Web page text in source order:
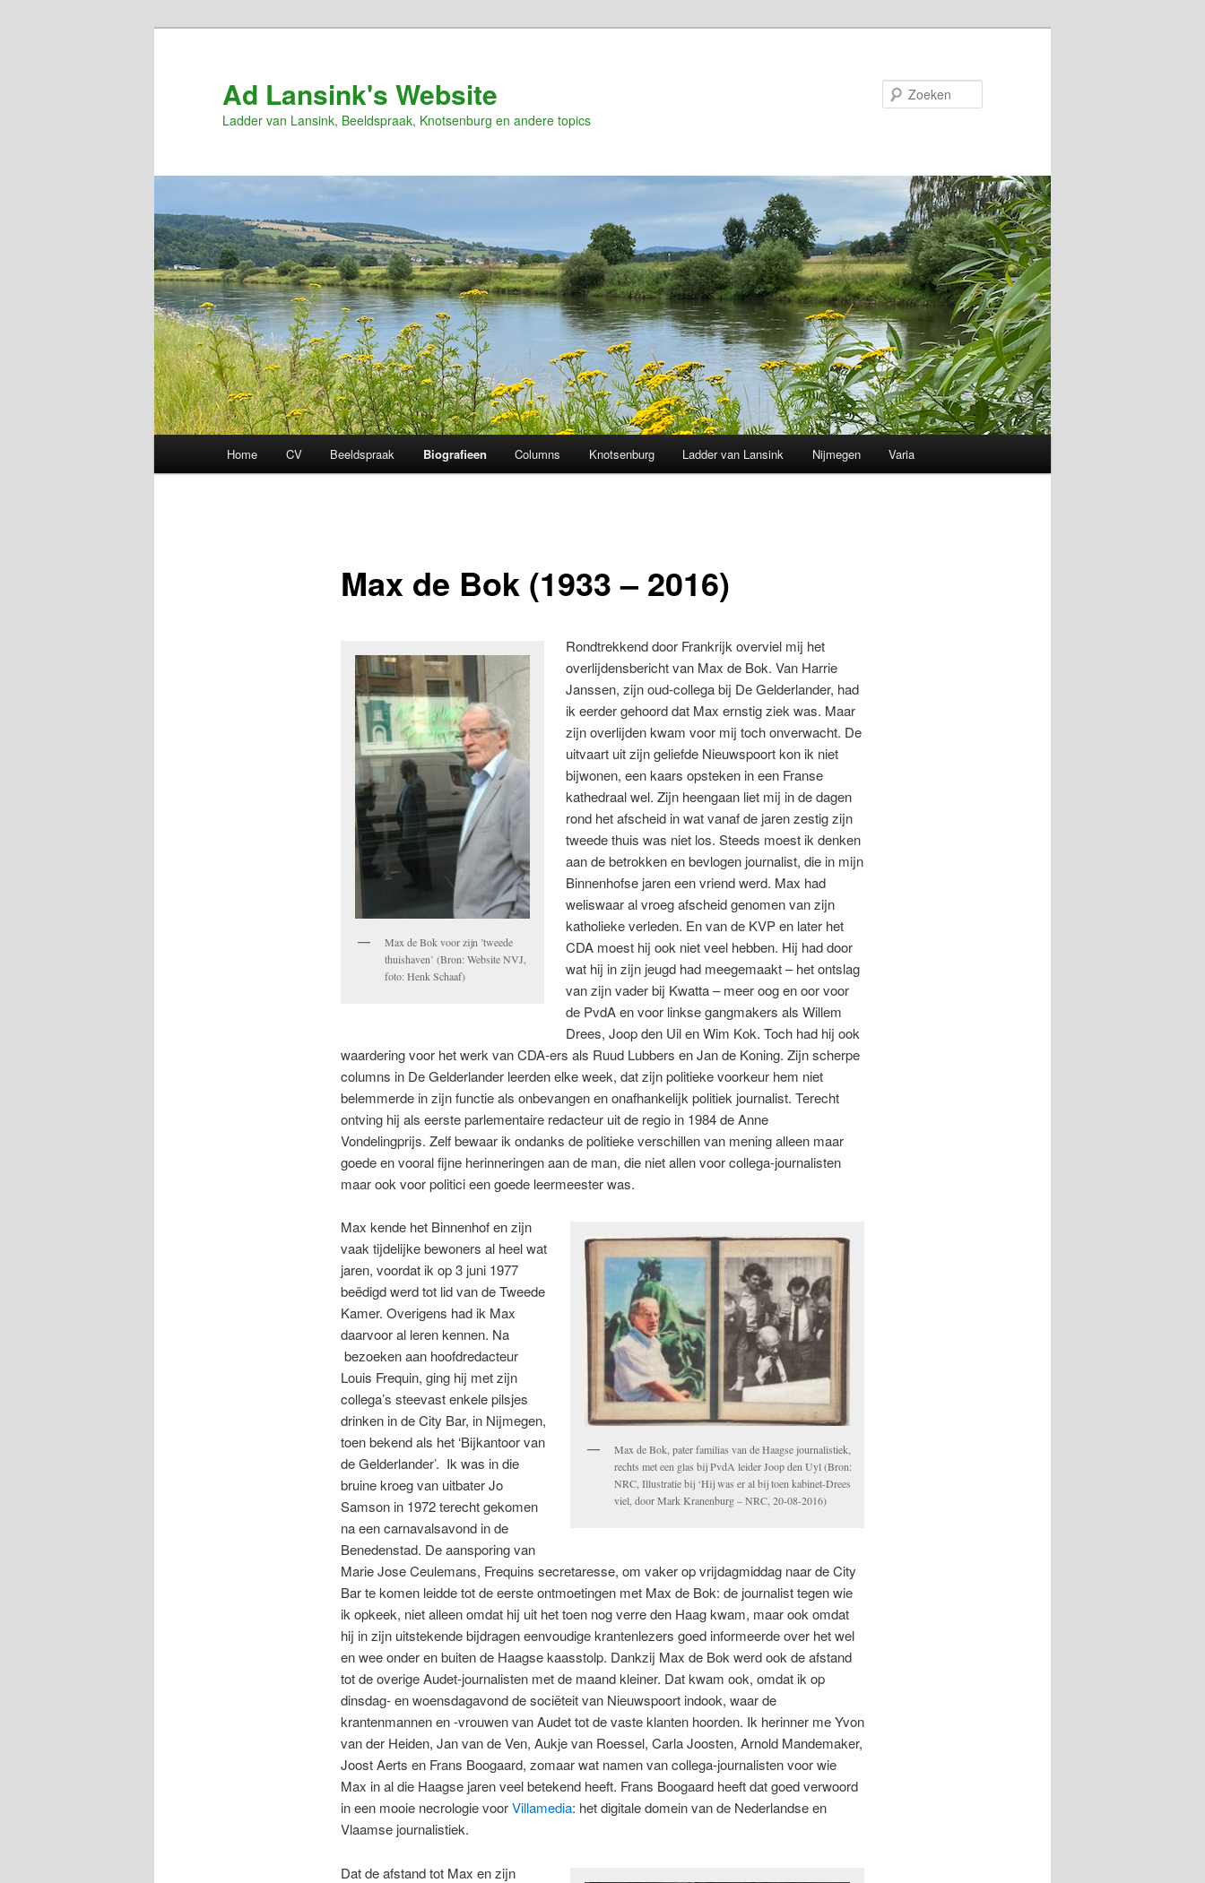
Ad Lansink's Website
Ladder van Lansink, Beeldspraak, Knotsenburg en andere topics
Home CV Beeldspraak Biografieen Columns Knotsenburg Ladder van Lansink Nijmegen Varia
Max de Bok (1933 – 2016)
Max de Bok voor zijn ’tweede
thuishaven’ (Bron: Website NVJ,
foto: Henk Schaaf)
Rondtrekkend door Frankrijk overviel mij het
overlijdensbericht van Max de Bok. Van Harrie
Janssen, zijn oud-collega bij De Gelderlander, had
ik eerder gehoord dat Max ernstig ziek was. Maar
zijn overlijden kwam voor mij toch onverwacht. De
uitvaart uit zijn geliefde Nieuwspoort kon ik niet
bijwonen, een kaars opsteken in een Franse
kathedraal wel. Zijn heengaan liet mij in de dagen
rond het afscheid in wat vanaf de jaren zestig zijn
tweede thuis was niet los. Steeds moest ik denken
aan de betrokken en bevlogen journalist, die in mijn
Binnenhofse jaren een vriend werd. Max had
weliswaar al vroeg afscheid genomen van zijn
katholieke verleden. En van de KVP en later het
CDA moest hij ook niet veel hebben. Hij had door
wat hij in zijn jeugd had meegemaakt – het ontslag
van zijn vader bij Kwatta – meer oog en oor voor
de PvdA en voor linkse gangmakers als Willem
Drees, Joop den Uil en Wim Kok. Toch had hij ook
waardering voor het werk van CDA-ers als Ruud Lubbers en Jan de Koning. Zijn scherpe
columns in De Gelderlander leerden elke week, dat zijn politieke voorkeur hem niet
belemmerde in zijn functie als onbevangen en onafhankelijk politiek journalist. Terecht
ontving hij als eerste parlementaire redacteur uit de regio in 1984 de Anne
Vondelingprijs. Zelf bewaar ik ondanks de politieke verschillen van mening alleen maar
goede en vooral fijne herinneringen aan de man, die niet allen voor collega-journalisten
maar ook voor politici een goede leermeester was.
Max de Bok, pater familias van de Haagse journalistiek,
rechts met een glas bij PvdA leider Joop den Uyl (Bron:
NRC, Illustratie bij ‘Hij was er al bij toen kabinet-Drees
viel, door Mark Kranenburg – NRC, 20-08-2016)
Max kende het Binnenhof en zijn
vaak tijdelijke bewoners al heel wat
jaren, voordat ik op 3 juni 1977
beëdigd werd tot lid van de Tweede
Kamer. Overigens had ik Max
daarvoor al leren kennen. Na
bezoeken aan hoofdredacteur
Louis Frequin, ging hij met zijn
collega’s steevast enkele pilsjes
drinken in de City Bar, in Nijmegen,
toen bekend als het ‘Bijkantoor van
de Gelderlander’. Ik was in die
bruine kroeg van uitbater Jo
Samson in 1972 terecht gekomen
na een carnavalsavond in de
Benedenstad. De aansporing van
Marie Jose Ceulemans, Frequins secretaresse, om vaker op vrijdagmiddag naar de City
Bar te komen leidde tot de eerste ontmoetingen met Max de Bok: de journalist tegen wie
ik opkeek, niet alleen omdat hij uit het toen nog verre den Haag kwam, maar ook omdat
hij in zijn uitstekende bijdragen eenvoudige krantenlezers goed informeerde over het wel
en wee onder en buiten de Haagse kaasstolp. Dankzij Max de Bok werd ook de afstand
tot de overige Audet-journalisten met de maand kleiner. Dat kwam ook, omdat ik op
dinsdag- en woensdagavond de sociëteit van Nieuwspoort indook, waar de
krantenmannen en -vrouwen van Audet tot de vaste klanten hoorden. Ik herinner me Yvon
van der Heiden, Jan van de Ven, Aukje van Roessel, Carla Joosten, Arnold Mandemaker,
Joost Aerts en Frans Boogaard, zomaar wat namen van collega-journalisten voor wie
Max in al die Haagse jaren veel betekend heeft. Frans Boogaard heeft dat goed verwoord
in een mooie necrologie voorVillamedia: het digitale domein van de Nederlandse en
Vlaamse journalistiek.
Dat de afstand tot Max en zijn